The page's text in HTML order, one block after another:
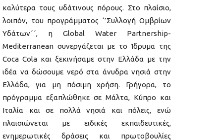
καλύτερα τους υδάτινους πόρους. Στο πλαίσιο,
λοιπόν, του προγράμματος ‘’Συλλογή Ομβρίων
Υδάτων΄΄, η Global Water Partnership-
Mediterranean συνεργάζεται με το Ίδρυμα της
Coca Cola και ξεκινήσαμε στην Ελλάδα με την
ιδέα να δώσουμε νερό στα άνυδρα νησιά στην
Ελλάδα, για μη πόσιμη χρήση. Γρήγορα, το
πρόγραμμα εξαπλώθηκε σε Μάλτα, Κύπρο και
Ιταλία και σε πολλά νησιά και πόλεις, ενώ
πλαισιώνεται με ειδικές εκπαιδευτικές,
ενημερωτικές δράσεις και πρωτοβουλίες